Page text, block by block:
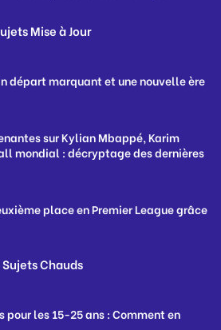
Mise à Jour
départ marquant et une nouvelle ère
sur Kylian Mbappé, Karim
mondial : décryptage des dernières
place en Premier League grâce
Sujets Chauds
pour les 15-25 ans : Comment en